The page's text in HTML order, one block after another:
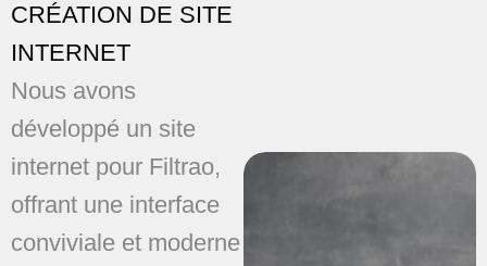
CRÉATION DE SITE
INTERNET
Nous avons
développé un site
internet pour Filtrao,
offrant une interface
conviviale et moderne